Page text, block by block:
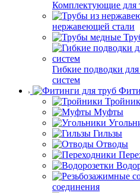
Комплектующие для
нержавеющей стали
Гибкие подводки
систем
Муфты
Гильзы
Отводы
соединения